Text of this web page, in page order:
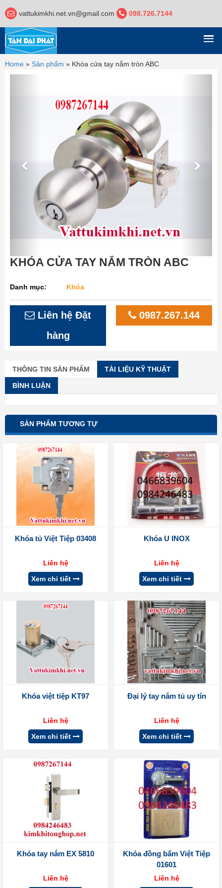
vattukimkhi.net.vn@gmail.com 098.726.7144
DANH MỤC
Home » Sản phẩm » Khóa cửa tay nắm tròn ABC
KHÓA CỬA TAY NẮM TRÒN ABC
Danh mục: Khóa
Liên hệ Đặt
hàng
0987.267.144
THÔNG TIN SẢN PHẨM TÀI LIỆU KỸ THUẬT
BÌNH LUẬN
SẢN PHẨM TƯƠNG TỰ
Khóa tủ Việt Tiệp 03408
Liên hệ
Xem chi tiết
Khóa U INOX
Liên hệ
Xem chi tiết
Khóa việt tiệp KT97
Liên hệ
Xem chi tiết
Đại lý tay nắm tủ uy tín
Liên hệ
Xem chi tiết
Khóa tay nắm EX 5810
Liên hệ
Khóa đồng bấm Việt Tiệp
01601
Liên hệ